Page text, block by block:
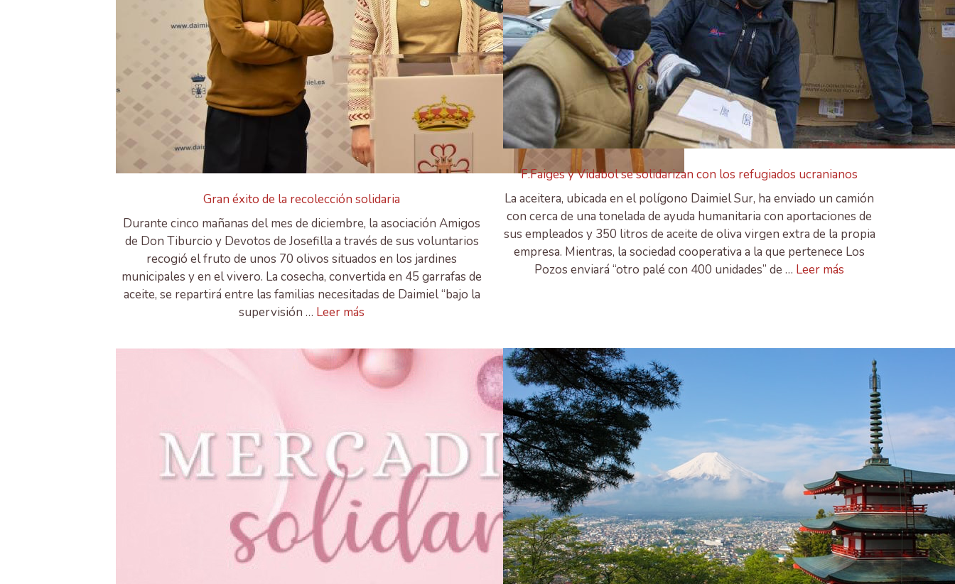
Gran éxito de la recolección solidaria
Durante cinco mañanas del mes de diciembre, la asociación Amigos
de Don Tiburcio y Devotos de Josefilla a través de sus voluntarios
recogió el fruto de unos 70 olivos situados en los jardines
municipales y en el vivero. La cosecha, convertida en 45 garrafas de
aceite, se repartirá entre las familias necesitadas de Daimiel “bajo la
supervisión … Leer más
F.Faiges y Vidabol se solidarizan con los refugiados ucranianos
La aceitera, ubicada en el polígono Daimiel Sur, ha enviado un camión
con cerca de una tonelada de ayuda humanitaria con aportaciones de
sus empleados y 350 litros de aceite de oliva virgen extra de la propia
empresa. Mientras, la sociedad cooperativa a la que pertenece Los
Pozos enviará “otro palé con 400 unidades” de … Leer más